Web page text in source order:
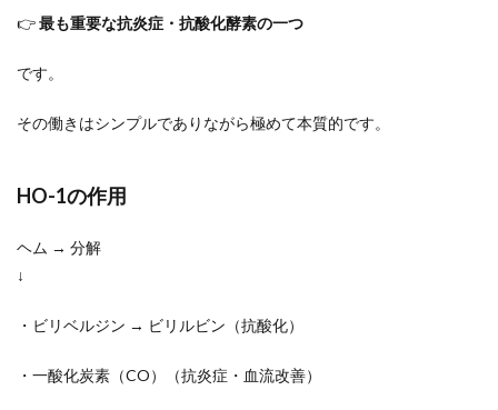
👉最も重要な抗炎症・抗酸化酵素の一つ
です。
その働きはシンプルでありながら極めて本質的です。
HO-1の作用
ヘム → 分解
↓
・ビリベルジン → ビリルビン（抗酸化）
・一酸化炭素（CO）（抗炎症・血流改善）